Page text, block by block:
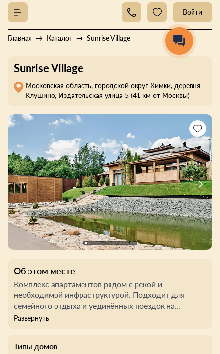
Войти
Главная Каталог Sunrise Village
Sunrise Village
Московская область, городской округ Химки, деревня
Клушино, Издательская улица 5 (41 км от Москвы)
Об этом месте
Комплекс апартаментов рядом с рекой и
необходимой инфраструктурой. Подходит для
семейного отдыха и уединённых поездок на
природу.
апартаменты и террасами с бочками фурако. На
Типы домов